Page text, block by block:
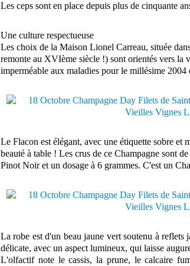
Les ceps sont en place depuis plus de cinquante
Une culture respectueuse
Les choix de la Maison Lionel Carreau, située
remonte au XVIème siècle !) sont orientés vers la
imperméable aux maladies pour le millésime 2004
Le Flacon est élégant, avec une étiquette sobre et
beauté à table ! Les crus de ce Champagne sont
Pinot Noir et un dosage à 6 grammes. C'est un
La robe est d'un beau jaune vert soutenu à
délicate, avec un aspect lumineux, qui laisse
L'olfactif note le cassis, la prune, le calcaire